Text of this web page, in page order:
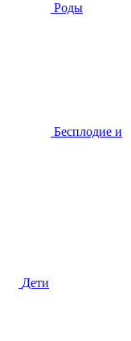
Роды
Бесплодие и
Дети